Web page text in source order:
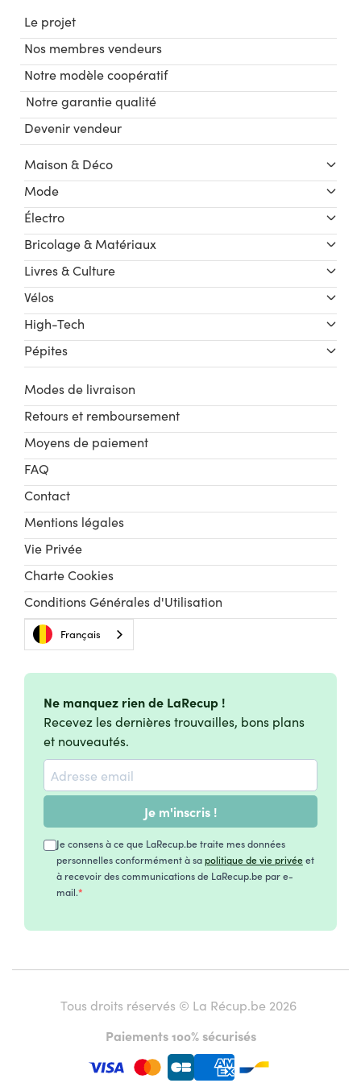
Le projet
Nos membres vendeurs
Notre modèle coopératif
Notre garantie qualité
Devenir vendeur
Maison & Déco
Mode
Électro
Bricolage & Matériaux
Livres & Culture
Vélos
High-Tech
Pépites
Modes de livraison
Retours et remboursement
Moyens de paiement
FAQ
Contact
Mentions légales
Vie Privée
Charte Cookies
Conditions Générales d'Utilisation
Français
Ne manquez rien de LaRecup !
Recevez les dernières trouvailles, bons plans
et nouveautés.
Je m'inscris !
Je consens à ce que LaRecup.be traite mes données
personnelles conformément à sapolitique de vie privéeet
à recevoir des communications de LaRecup.be par e-
mail.
Tous droits réservés © La Récup.be 2026
Paiements 100% sécurisés